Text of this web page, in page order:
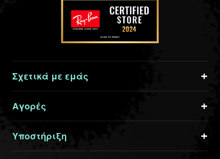
Σχετικά με εμάς
Αγορές
Υποστήριξη